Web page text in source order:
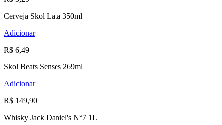
Cerveja Skol Lata 350ml
Adicionar
R$ 6,49
Skol Beats Senses 269ml
Adicionar
R$ 149,90
Whisky Jack Daniel's N°7 1L